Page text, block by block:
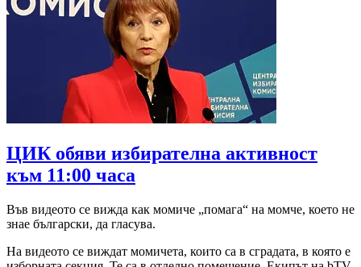
ЦИК обяви избирателна активност
към 11:00 часа
Във видеото се вижда как момиче „помага“ на момче, което не
знае български, да гласува.
На видеото се виждат момичета, които са в сградата, в която е